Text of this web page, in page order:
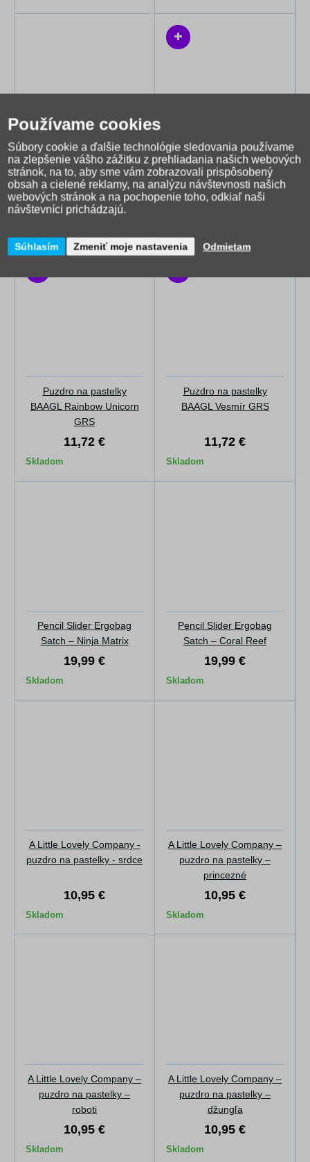
Peračník Satch slider Lazy
Daisy
19,99 €
16,99 €
Puzdro na pastelky
BAAGL Chill GRS
Puzdro na pastelky
BAAGL Rainbow Unicorn
GRS
11,72 €
Skladom
Puzdro na pastelky
BAAGL Vesmír GRS
11,72 €
Skladom
Pencil Slider Ergobag
Satch – Ninja Matrix
19,99 €
Skladom
Pencil Slider Ergobag
Satch – Coral Reef
19,99 €
Skladom
A Little Lovely Company -
puzdro na pastelky - srdce
10,95 €
Skladom
A Little Lovely Company –
puzdro na pastelky –
princezné
10,95 €
Skladom
A Little Lovely Company –
puzdro na pastelky –
roboti
10,95 €
Skladom
A Little Lovely Company –
puzdro na pastelky –
džungľa
10,95 €
Skladom
Používame cookies
Súbory cookie a ďalšie technológie sledovania používame
na zlepšenie vášho zážitku z prehliadania našich webových
stránok, na to, aby sme vám zobrazovali prispôsobený
obsah a cielené reklamy, na analýzu návštevnosti našich
webových stránok a na pochopenie toho, odkiaľ naši
návštevníci prichádzajú.
Súhlasím Zmeniť moje nastavenia Odmietam